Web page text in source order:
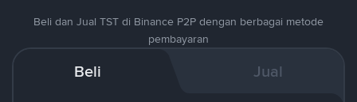
Beli dan Jual TST di Binance P2P dengan berbagai metode
pembayaran
Beli Jual